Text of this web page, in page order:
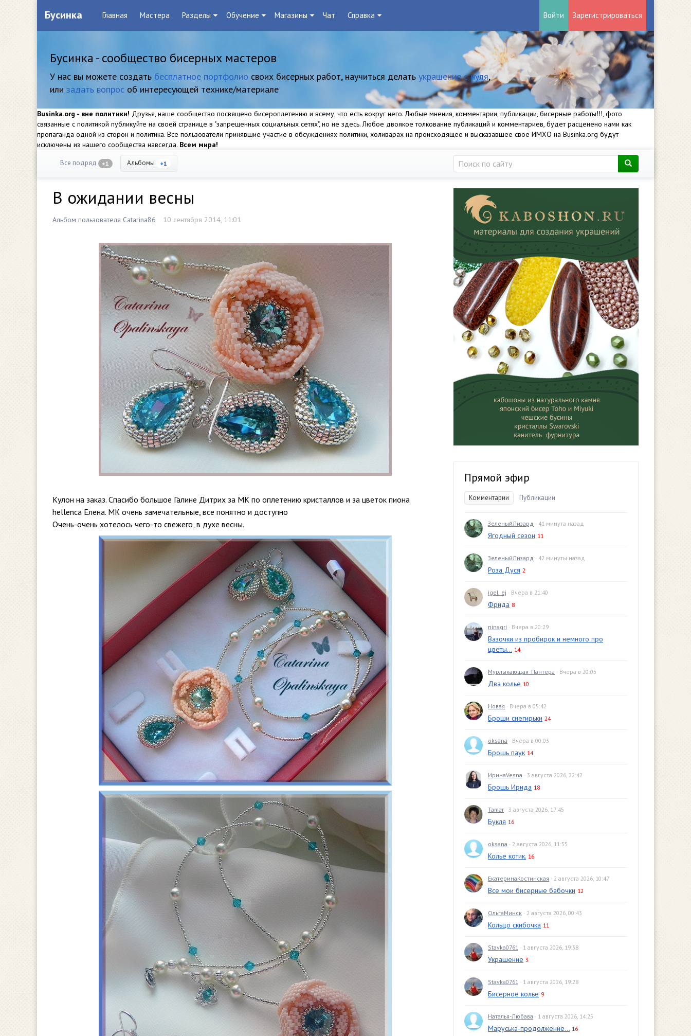
Бусинка Главная Мастера Разделы Обучение Магазины Чат Справка Войти Зарегистрироваться
Бусинка - сообщество бисерных мастеров
У нас вы можете создать бесплатное портфолио своих бисерных работ, научиться делать украшение с нуля,
или задать вопрос об интересующей технике/материале
Businka.org - вне политики! Друзья, наше сообщество посвящено бисероплетению и всему, что есть вокруг него. Любые мнения, комментарии, публикации, бисерные работы!!!, фото
связанные с политикой публикуйте на своей странице в "запрещенных социальных сетях", но не здесь. Любое двоякое толкование публикаций и комментариев, будет расценено нами как
пропаганда одной из сторон и политика. Все пользователи принявшие участие в обсуждениях политики, холиварах на происходящее и высказавшее свое ИМХО на Businka.org будут
исключены из нашего сообщества навсегда. Всем мира!
Все подряд +1 Альбомы +1
В ожидании весны
Альбом пользователя Catarina86 10 сентября 2014, 11:01
Кулон на заказ. Спасибо большое Галине Дитрих за МК по оплетению кристаллов и за цветок пиона
hellenca Елена. МК очень замечательные, все понятно и доступно
Очень-очень хотелось чего-то свежего, в духе весны.
Прямой эфир
Комментарии Публикации
ЗеленыйЛизард · 41 минута назад
Ягодный сезон 11
ЗеленыйЛизард · 42 минуты назад
Роза Дуся 2
igel_ej · Вчера в 21:40
Фрида 8
ninagri · Вчера в 20:29
Вазочки из пробирок и немного про
цветы... 14
Мурлыкающая_Пантера · Вчера в 20:05
Два колье 10
Новая · Вчера в 05:42
Броши снегирьки 24
oksana · Вчера в 00:03
Брошь паук 14
ИринаVesna · 3 августа 2026, 22:42
Брошь Ирида 18
Tamar · 3 августа 2026, 17:45
Букля 16
oksana · 2 августа 2026, 11:55
Колье котик. 16
ЕкатеринаКостинская · 2 августа 2026, 10:47
Все мои бисерные бабочки 12
ОльгаМинск · 2 августа 2026, 00:43
Кольцо скибочка 11
Stavka0761 · 1 августа 2026, 19:38
Украшение 3
Stavka0761 · 1 августа 2026, 19:28
Бисерное колье 9
Наталья-Любава · 1 августа 2026, 14:25
Маруська-продолжение... 16